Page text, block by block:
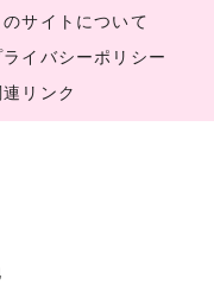
のサイトについて
ライバシーポリシー
連リンク